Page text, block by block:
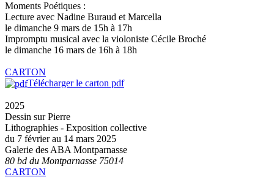
Moments Poétiques :
Lecture avec Nadine Buraud et Marcella
le dimanche 9 mars de 15h à 17h
Impromptu musical avec la violoniste Cécile Broché
le dimanche 16 mars de 16h à 18h
CARTON
Télécharger le carton pdf
2025
Dessin sur Pierre
Lithographies - Exposition collective
du 7 février au 14 mars 2025
Galerie des ABA Montparnasse
80 bd du Montparnasse 75014
CARTON